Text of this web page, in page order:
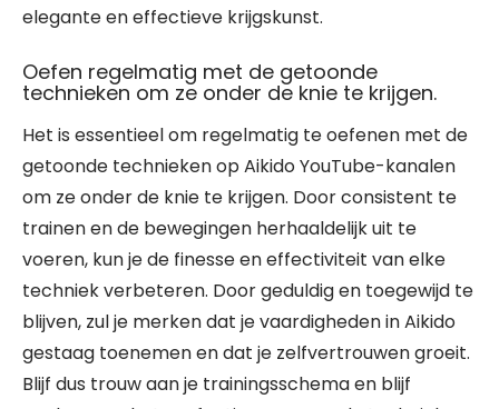
elegante en effectieve krijgskunst.
Oefen regelmatig met de getoonde
technieken om ze onder de knie te krijgen.
Het is essentieel om regelmatig te oefenen met de
getoonde technieken op Aikido YouTube-kanalen
om ze onder de knie te krijgen. Door consistent te
trainen en de bewegingen herhaaldelijk uit te
voeren, kun je de finesse en effectiviteit van elke
techniek verbeteren. Door geduldig en toegewijd te
blijven, zul je merken dat je vaardigheden in Aikido
gestaag toenemen en dat je zelfvertrouwen groeit.
Blijf dus trouw aan je trainingsschema en blijf